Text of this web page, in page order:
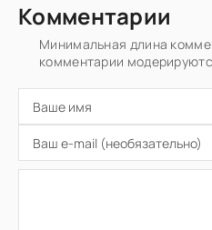
Комментарии
Минимальная длина
комментарии